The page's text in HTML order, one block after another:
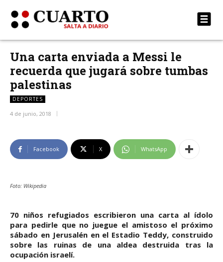
Una carta enviada a Messi le
recuerda que jugará sobre tumbas
palestinas
DEPORTES
4 de junio, 2018
Facebook X WhatsApp
Foto: Wikipedia
70 niños refugiados escribieron una carta al ídolo
para pedirle que no juegue el amistoso el próximo
sábado en Jerusalén en el Estadio Teddy, construido
sobre las ruinas de una aldea destruida tras la
ocupación israelí.